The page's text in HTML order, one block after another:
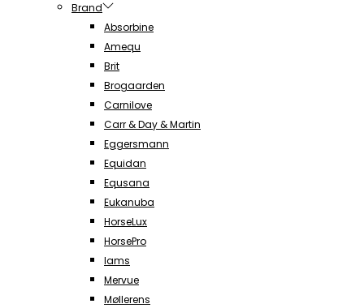
Brand
Absorbine
Amequ
Brit
Brogaarden
Carnilove
Carr & Day & Martin
Eggersmann
Equidan
Equsana
Eukanuba
HorseLux
HorsePro
Iams
Mervue
Møllerens